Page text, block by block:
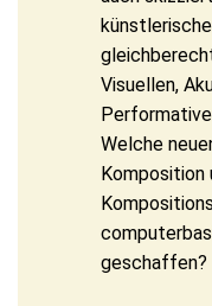
Visuellen,
Welche
Komposition
geschaffen?